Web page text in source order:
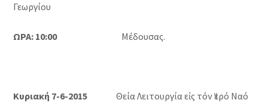
Γεωργίου
ΩΡΑ: 10:00Μέδουσας.
Κυριακή 7-6-2015 Θεία Λειτουργία εἰς τόν Ἱερό Ναό